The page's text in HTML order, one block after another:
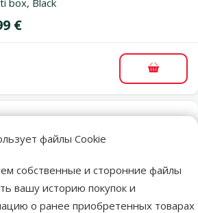
файлы Cookie
собственные и сторонние файлы
вашу историю покупок и
о ранее приобретенных товарах
€
В
для поводка-рулетки – Flexi
€